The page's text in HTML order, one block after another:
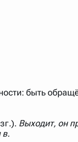
можно
в запросе.
в кроссворде
быть
Выходит, он
в.